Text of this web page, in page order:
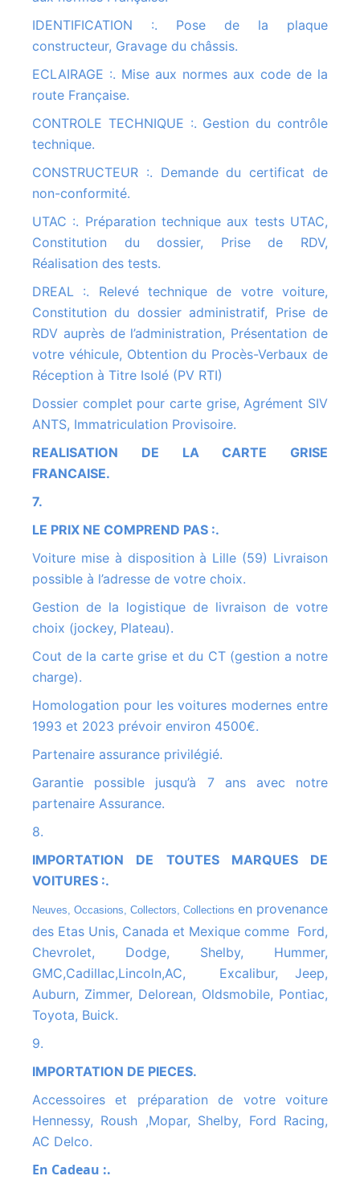
IDENTIFICATION :. Pose de la plaque
constructeur, Gravage du châssis.
ECLAIRAGE :. Mise aux normes aux code de la
route Française.
CONTROLE TECHNIQUE :. Gestion du contrôle
technique.
CONSTRUCTEUR :. Demande du certificat de
non-conformité.
UTAC :. Préparation technique aux tests UTAC,
Constitution du dossier, Prise de RDV,
Réalisation des tests.
DREAL :. Relevé technique de votre voiture,
Constitution du dossier administratif, Prise de
RDV auprès de l’administration, Présentation de
votre véhicule, Obtention du Procès-Verbaux de
Réception à Titre Isolé (PV RTI)
Dossier complet pour carte grise, Agrément SIV
ANTS, Immatriculation Provisoire.
REALISATION DE LA CARTE GRISE
FRANCAISE.
7.
LE PRIX NE COMPREND PAS :.
Voiture mise à disposition à Lille (59) Livraison
possible à l’adresse de votre choix.
Gestion de la logistique de livraison de votre
choix (jockey, Plateau).
Cout de la carte grise et du CT (gestion a notre
charge).
Homologation pour les voitures modernes entre
1993 et 2023 prévoir environ 4500€.
Partenaire assurance privilégié.
Garantie possible jusqu’à 7 ans avec notre
partenaire Assurance.
8.
IMPORTATION DE TOUTES MARQUES DE
VOITURES :.
Neuves, Occasions, Collectors, Collections en provenance
des Etas Unis, Canada et Mexique comme Ford,
Chevrolet, Dodge, Shelby, Hummer,
GMC,Cadillac,Lincoln,AC, Excalibur, Jeep,
Auburn, Zimmer, Delorean, Oldsmobile, Pontiac,
Toyota, Buick.
9.
IMPORTATION DE PIECES.
Accessoires et préparation de votre voiture
Hennessy, Roush ,Mopar, Shelby, Ford Racing,
AC Delco.
En Cadeau :.